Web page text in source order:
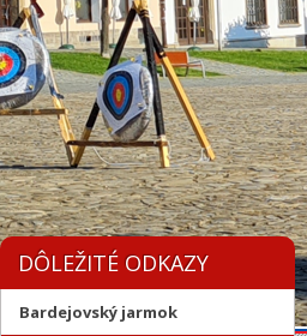
DÔLEŽITÉ ODKAZY
Bardejovský jarmok